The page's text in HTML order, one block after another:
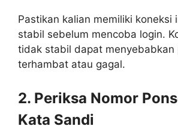
Pastikan kalian memiliki koneksi
stabil sebelum mencoba login.
tidak stabil dapat menyebabkan
terhambat atau gagal.
2. Periksa Nomor
Kata Sandi